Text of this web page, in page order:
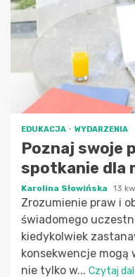
EDUKACJA WYDARZENIA
Poznaj swoje
spotkanie dla
Karolina Słowińska 13
Zrozumienie praw i
świadomego
kiedykolwiek
konsekwencje mogą
nie tylko w... Czytaj